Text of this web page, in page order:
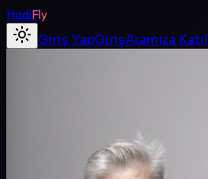
HadiFly
Giriş YapGirişAramıza Katıl